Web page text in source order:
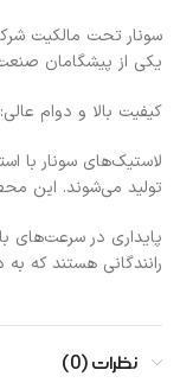
یکی از پیشگامان
کیفیت بالا و دوام عالی:
لاستیک‌های سونار با
تولید می‌شوند. این
پایداری در سرعت‌های
رانندگانی هستند که
نظرات (0)